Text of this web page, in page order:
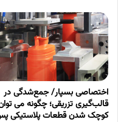
اختصاصی بسپار/ جمع‌شدگی در
قالب‌گیری تزریقی؛ چگونه می
کوچک شدن قطعات پلاستیکی